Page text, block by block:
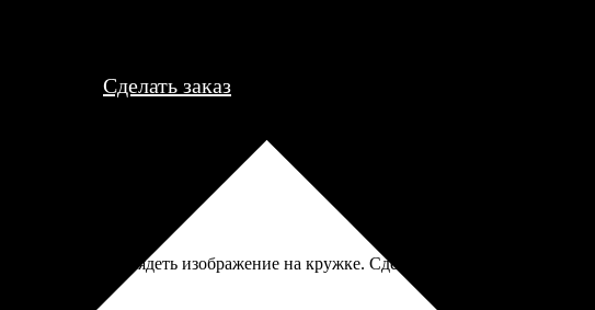
Сделать заказ
как будет выглядеть изображение на кружке. Сделал как есть —